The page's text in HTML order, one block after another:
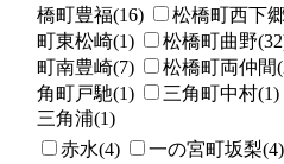
橋町豊福(16)
松橋町西下
町東松崎(1)
松橋町曲野
町南豊崎(7)
松橋町両仲間
角町戸馳(1)
三角町中村(1)
三角浦(1)
赤水(4) 一の宮町坂梨(4)